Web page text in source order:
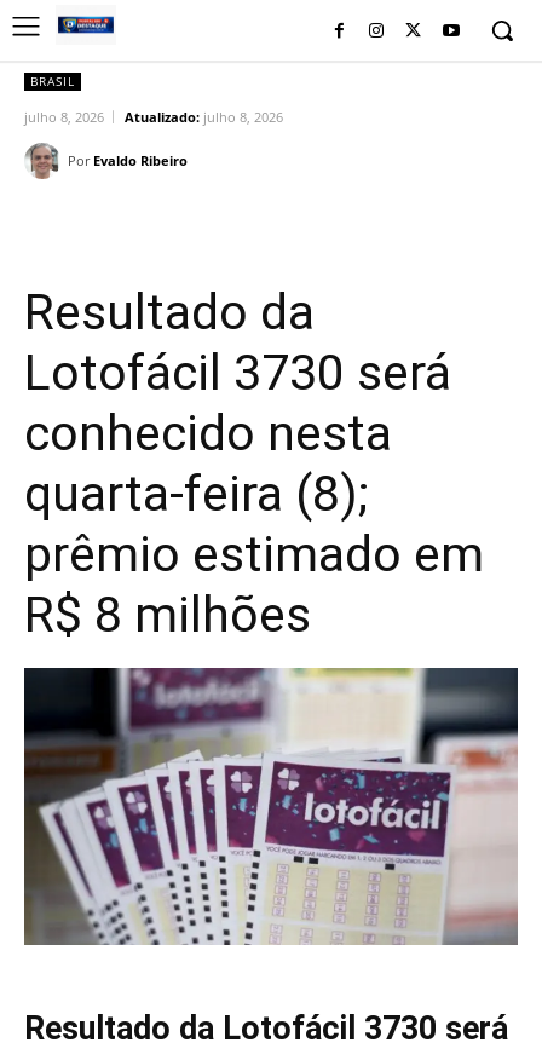
BRASIL
julho 8, 2026 Atualizado: julho 8, 2026
Por Evaldo Ribeiro
Resultado da
Lotofácil 3730 será
conhecido nesta
quarta-feira (8);
prêmio estimado em
R$ 8 milhões
Resultado da Lotofácil 3730 será